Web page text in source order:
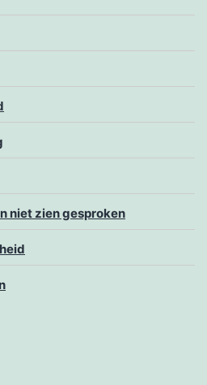
niet zien gesproken